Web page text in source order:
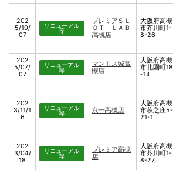
202
5/10/
07
リニューアル
等
プレミアＳＬ
ＯＴ ＬＡＢ
高槻店
大阪府高槻
市芥川町1-
8-26
202
5/07/
07
リニューアル
等
マンモス城高
槻店
大阪府高槻
市北園町18
-14
202
3/11/1
6
リニューアル
等
京一高槻店
大阪府高槻
市萩之庄5-
21-1
202
3/04/
18
リニューアル
等
プレミア高槻
店
大阪府高槻
市芥川町1-
8-27